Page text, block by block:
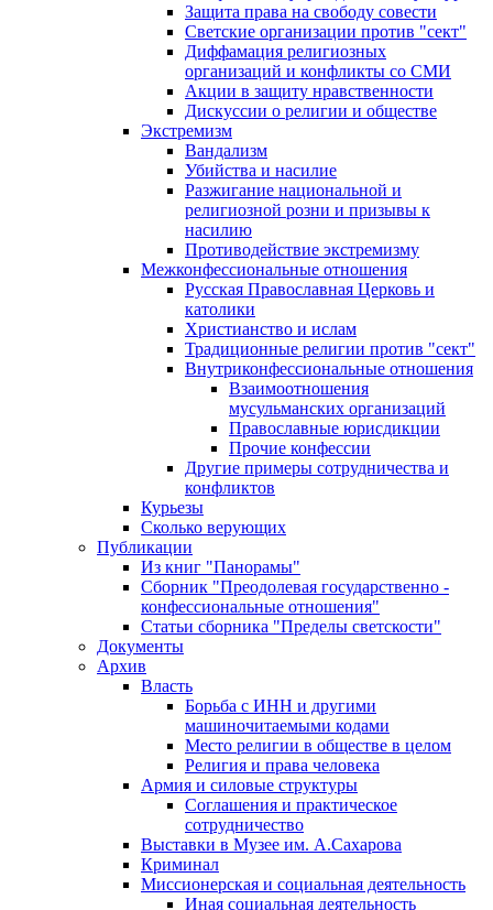
Защита права на свободу совести
Светские организации против "сект"
Диффамация религиозных
организаций и конфликты со СМИ
Акции в защиту нравственности
Дискуссии о религии и обществе
Экстремизм
Вандализм
Убийства и насилие
Разжигание национальной и
религиозной розни и призывы к
насилию
Противодействие экстремизму
Межконфессиональные отношения
Русская Православная Церковь и
католики
Христианство и ислам
Традиционные религии против "сект"
Внутриконфессиональные отношения
Взаимоотношения
мусульманских организаций
Православные юрисдикции
Прочие конфессии
Другие примеры сотрудничества и
конфликтов
Курьезы
Сколько верующих
Публикации
Из книг "Панорамы"
Сборник "Преодолевая государственно -
конфессиональные отношения"
Статьи сборника "Пределы светскости"
Документы
Архив
Власть
Борьба с ИНН и другими
машиночитаемыми кодами
Место религии в обществе в целом
Религия и права человека
Армия и силовые структуры
Соглашения и практическое
сотрудничество
Выставки в Музее им. А.Сахарова
Криминал
Миссионерская и социальная деятельность
Иная социальная деятельность